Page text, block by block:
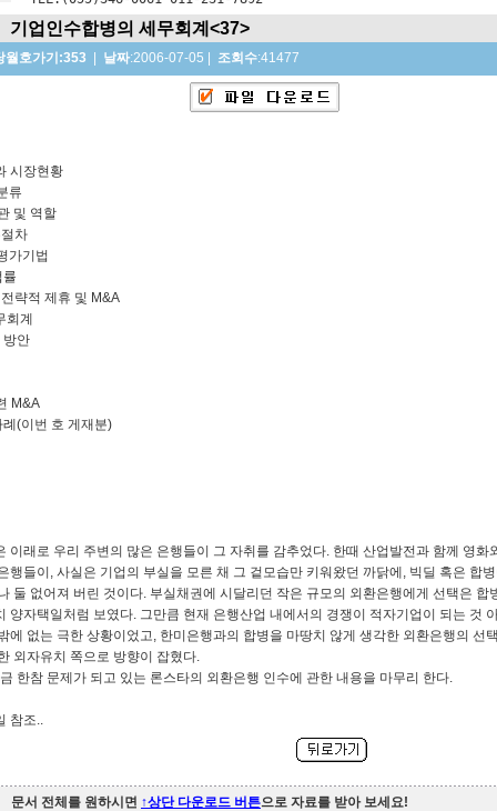
기업인수합병의 세무회계<37>
월호가기:353 날짜:2006-07-05 조회수:41477
시장현황
류
및 역할
차
가기법
략적 제휴 및 M&A
계
방안
M&A
(이번 호 게재분)
이래로 우리 주변의 많은 은행들이 그 자취를 감추었다. 한때 산업발전과 함께 영화
행들이, 사실은 기업의 부실을 모른 채 그 겉모습만 키워왔던 까닭에, 빅딜 혹은 합병
둘 없어져 버린 것이다. 부실채권에 시달리던 작은 규모의 외환은행에게 선택은 합
양자택일처럼 보였다. 그만큼 현재 은행산업 내에서의 경쟁이 적자기업이 되는 것
에 없는 극한 상황이었고, 한미은행과의 합병을 마땅치 않게 생각한 외환은행의 선택
외자유치 쪽으로 방향이 잡혔다.
한참 문제가 되고 있는 론스타의 외환은행 인수에 관한 내용을 마무리 한다.
참조..
문서 전체를 원하시면 ↑상단 다운로드 버튼으로 자료를 받아 보세요!